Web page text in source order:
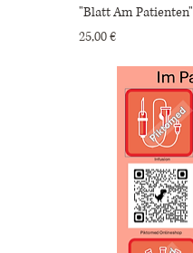
"Blatt Am Patienten"
Preis
25,00 €